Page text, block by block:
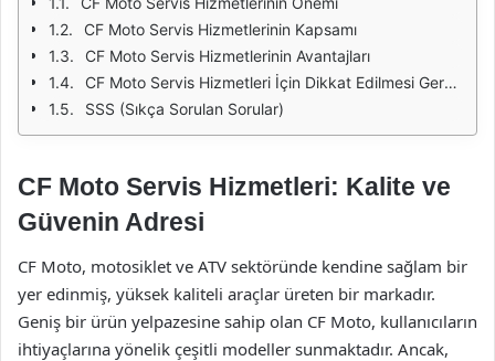
CF Moto Servis Hizmetlerinin Kapsamı
CF Moto Servis Hizmetlerinin Avantajları
CF Moto Servis Hizmetleri İçin Dikkat Edilmesi Gerekenler
SSS (Sıkça Sorulan Sorular)
CF Moto Servis Hizmetleri: Kalite ve
Güvenin Adresi
CF Moto, motosiklet ve ATV sektöründe kendine sağlam bir
yer edinmiş, yüksek kaliteli araçlar üreten bir markadır.
Geniş bir ürün yelpazesine sahip olan CF Moto, kullanıcıların
ihtiyaçlarına yönelik çeşitli modeller sunmaktadır. Ancak,